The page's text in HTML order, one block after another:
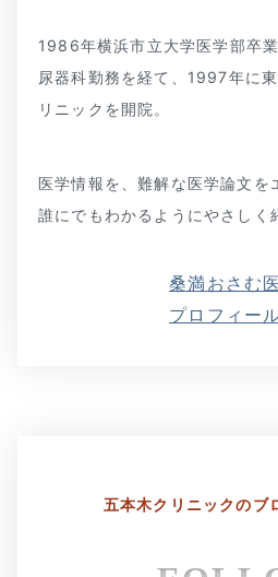
1986年横浜市立大学医学部卒
尿器科勤務を経て、1997年に
リニックを開院。
医学情報を、難解な医学論文を
誰にでもわかるようにやさしく
桑満おさむ
プロフィー
五本木クリニックのブ